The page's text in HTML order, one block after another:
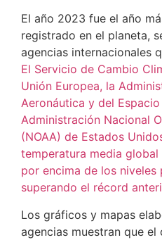
El año 2023 fue el año
registrado en el planeta,
agencias internacionales
El Servicio de Cambio
Unión Europea, la
Aeronáutica y del
Administración Nacional
(NOAA) de Estados
temperatura media global
por encima de los niveles
superando el récord
Los gráficos y mapas
agencias muestran que